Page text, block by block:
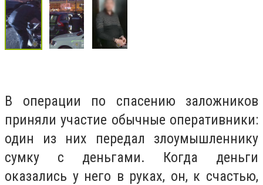
В операции по спасению заложников
приняли участие обычные оперативники:
один из них передал злоумышленнику
сумку с деньгами. Когда деньги
оказались у него в руках, он, к счастью,